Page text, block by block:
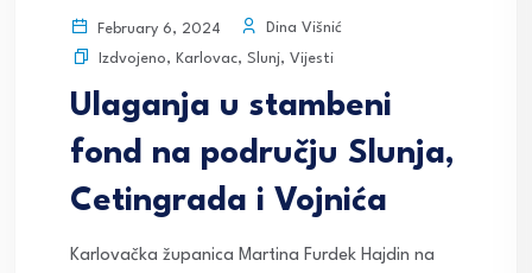
February 6, 2024
Dina Višnić
Izdvojeno, Karlovac, Slunj, Vijesti
Ulaganja u stambeni
fond na području Slunja,
Cetingrada i Vojnića
Karlovačka županica Martina Furdek Hajdin na